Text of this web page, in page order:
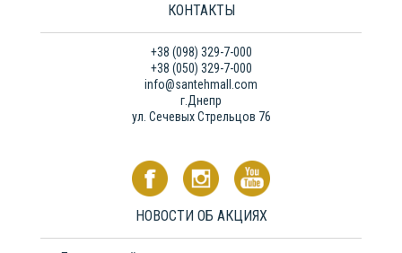
КОНТАКТЫ
+38 (098) 329-7-000
+38 (050) 329-7-000
info@santehmall.com
г.Днепр
ул. Сечевых Стрельцов 76
НОВОСТИ ОБ АКЦИЯХ